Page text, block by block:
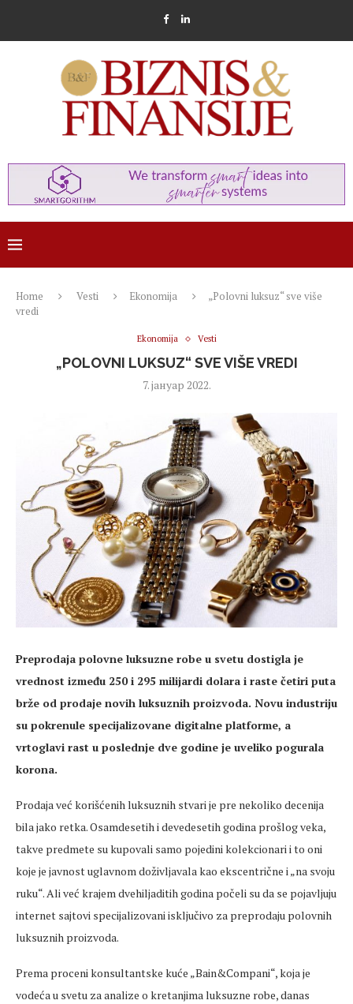
Home Vesti Ekonomija
„Polovni luksuz“ sve više
vredi
Ekonomija Vesti
„POLOVNI LUKSUZ“ SVE VIŠE VREDI
7. јануар 2022.
Preprodaja polovne luksuzne robe u svetu dostigla je
vrednost između 250 i 295 milijardi dolara i raste četiri puta
brže od prodaje novih luksuznih proizvoda. Novu industriju
su pokrenule specijalizovane digitalne platforme, a
vrtoglavi rast u poslednje dve godine je uveliko pogurala
korona.
Prodaja već korišćenih luksuznih stvari je pre nekoliko decenija
bila jako retka. Osamdesetih i devedesetih godina prošlog veka,
takve predmete su kupovali samo pojedini kolekcionari i to oni
koje je javnost uglavnom doživljavala kao ekscentrične i „na svoju
ruku“. Ali već krajem dvehiljaditih godina počeli su da se pojavljuju
internet sajtovi specijalizovani isključivo za preprodaju polovnih
luksuznih proizvoda.
Prema proceni konsultantske kuće „Bain&Compani“, koja je
vodeća u svetu za analize o kretanjima luksuzne robe, danas